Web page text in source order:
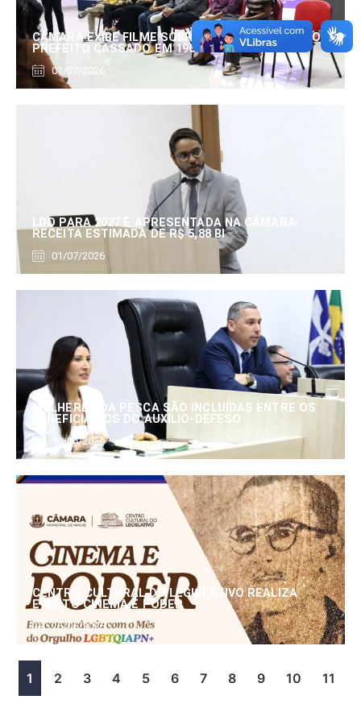
CÂMARA EXIBE FILME SOBRE EDUARDO SERRANO,
PREFEITO CASSADO EM 1960
01/07/2026
LDO PARA 2027 É APRESENTADA NA CÂMARA:
RECEITA ESTIMADA DE R$ 5,88 BI
01/07/2026
MULHERES DA PESCA SÃO INCLUÍDAS ENTRE OS
BENEFICIÁRIOS DO AUXÍLIO-DEFESO
30/06/2026
CENTRO CULTURAL DO LEGISLATIVO REALIZA
EVENTO CINEMA E PODER
25/06/2026
1 2 3 4 5 6 7 8 9 10 11